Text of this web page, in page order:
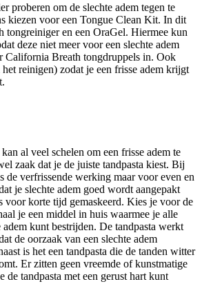
proberen om de slechte adem tegen te
kiezen voor een Tongue Clean Kit. In dit
tongreiniger en een OraGel. Hiermee kun
deze niet meer voor een slechte adem
California Breath tongdruppels in. Ook
reinigen) zodat je een frisse adem krijgt
al veel schelen om een frisse adem te
zaak dat je de juiste tandpasta kiest. Bij
de verfrissende werking maar voor even en
je slechte adem goed wordt aangepakt
voor korte tijd gemaskeerd. Kies je voor de
je een middel in huis waarmee je alle
adem kunt bestrijden. De tandpasta werkt
de oorzaak van een slechte adem
is het een tandpasta die de tanden witter
Er zitten geen vreemde of kunstmatige
de tandpasta met een gerust hart kunt